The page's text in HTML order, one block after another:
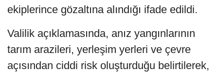
ekiplerince gözaltına alındığı ifade edildi.
Valilik açıklamasında, anız yangınlarının
tarım arazileri, yerleşim yerleri ve çevre
açısından ciddi risk oluşturduğu belirtilerek,